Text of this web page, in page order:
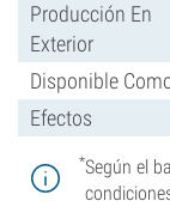
Producción En
Exterior
Disponible
Efectos
*Según el